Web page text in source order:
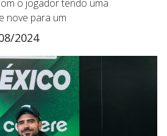
o jogador tendo uma
nove para um
2024